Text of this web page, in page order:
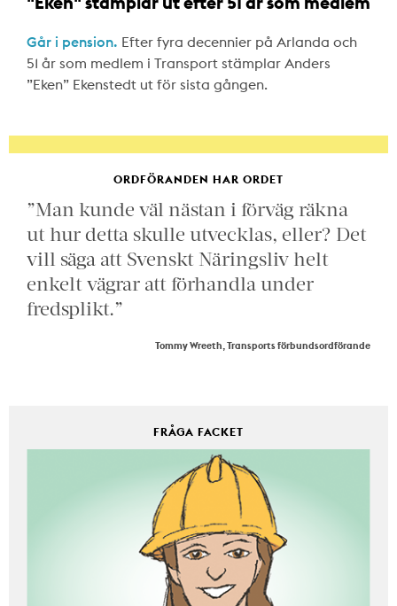
Går i pension. Efter fyra decennier på Arlanda och
51 år som medlem i Transport stämplar Anders
”Eken” Ekenstedt ut för sista gången.
ORDFÖRANDEN HAR ORDET
”Man kunde väl nästan i förväg räkna
ut hur detta skulle utvecklas, eller? Det
vill säga att Svenskt Näringsliv helt
enkelt vägrar att förhandla under
fredsplikt.”
Tommy Wreeth, Transports förbundsordförande
FRÅGA FACKET